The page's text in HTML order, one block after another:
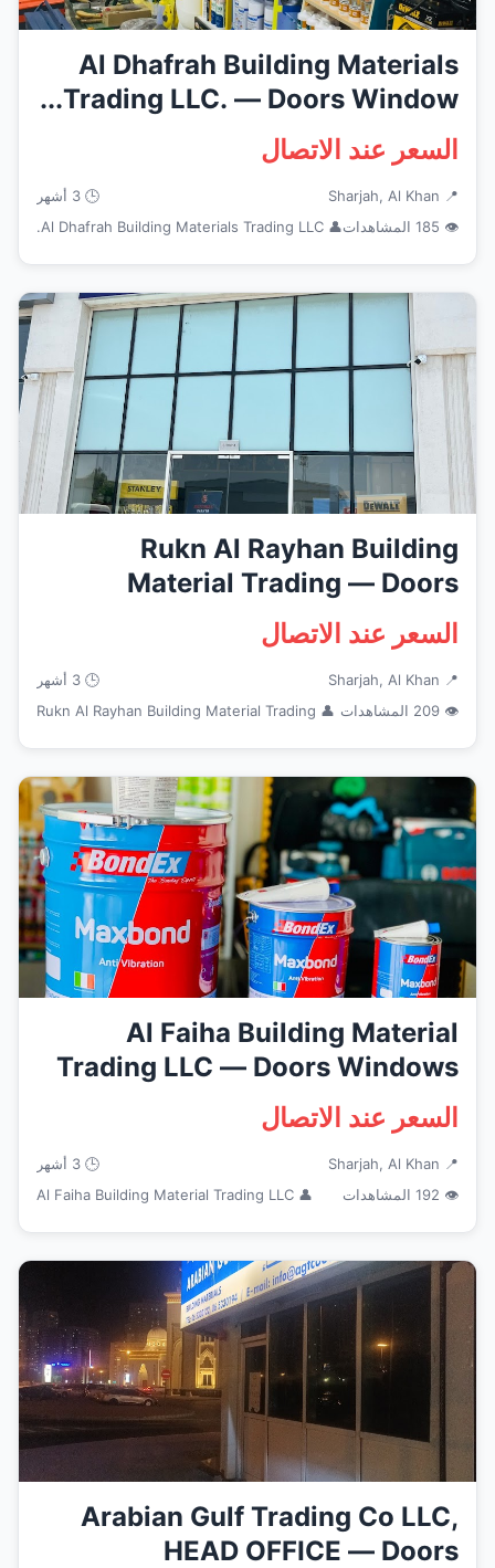
Al Dhafrah Building Materials
Trading LLC. — Doors Window...
السعر عند الاتصال
📍 Sharjah, Al Khan
🕒 3 أشهر
👁 185 المشاهدات
👤 Al Dhafrah Building Materials Trading LLC.
Rukn Al Rayhan Building
Material Trading — Doors
Windows ...
السعر عند الاتصال
📍 Sharjah, Al Khan
🕒 3 أشهر
👁 209 المشاهدات
👤 Rukn Al Rayhan Building Material Trading
Al Faiha Building Material
Trading LLC — Doors Windows
Fr...
السعر عند الاتصال
📍 Sharjah, Al Khan
🕒 3 أشهر
👁 192 المشاهدات
👤 Al Faiha Building Material Trading LLC
Arabian Gulf Trading Co LLC,
HEAD OFFICE — Doors